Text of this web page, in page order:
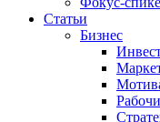
Статьи
Бизнес